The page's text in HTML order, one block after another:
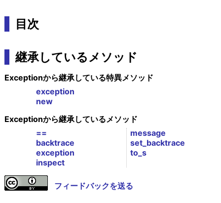
目次
継承しているメソッド
Exceptionから継承している特異メソッド
exception
new
Exceptionから継承しているメソッド
==
backtrace
exception
inspect
message
set_backtrace
to_s
フィードバックを送る